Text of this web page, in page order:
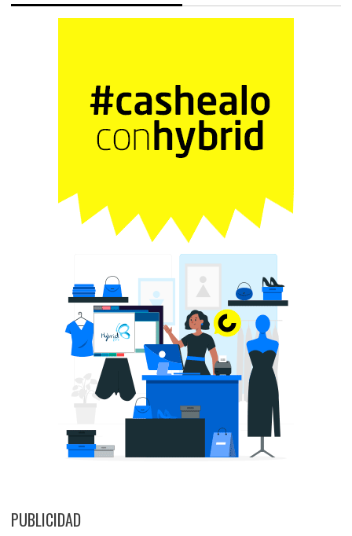
PUBLICIDAD